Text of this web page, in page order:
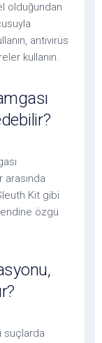
olduğundan
antivirüs
kullanın.
Kit gibi
özgü
suçlarda